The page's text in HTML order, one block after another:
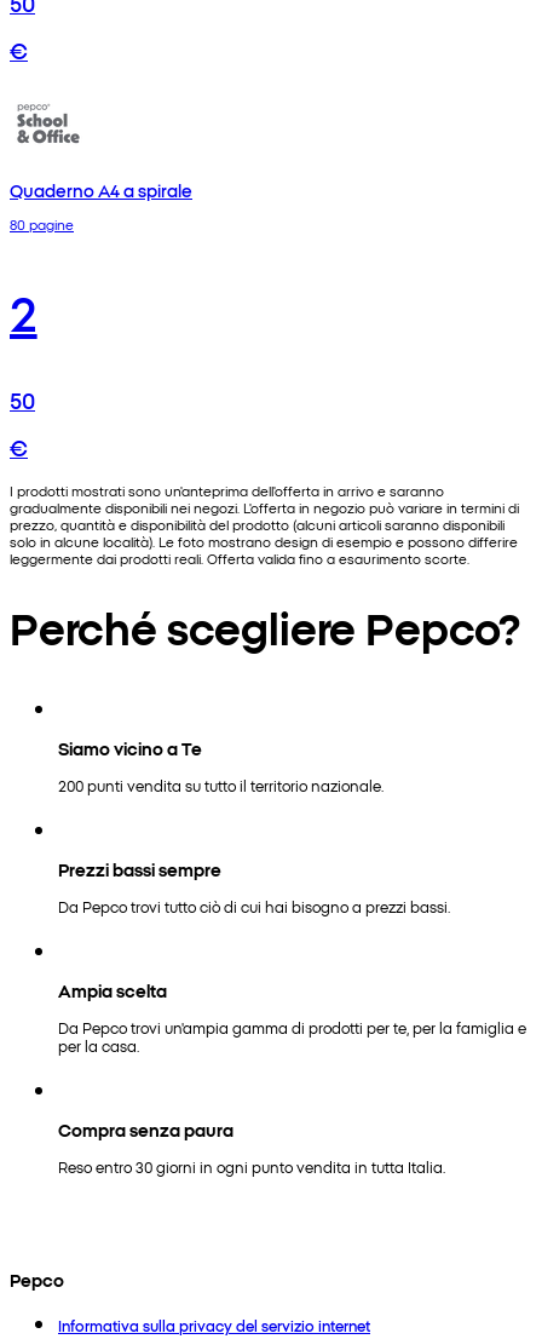
€
Quaderno A4 a spirale
80 pagine
2
50
€
I prodotti mostrati sono un'anteprima dell'offerta in arrivo e saranno
gradualmente disponibili nei negozi. L'offerta in negozio può variare in termini di
prezzo, quantità e disponibilità del prodotto (alcuni articoli saranno disponibili
solo in alcune località). Le foto mostrano design di esempio e possono differire
leggermente dai prodotti reali. Offerta valida fino a esaurimento scorte.
Perché scegliere Pepco?
Siamo vicino a Te
200 punti vendita su tutto il territorio nazionale.
Prezzi bassi sempre
Da Pepco trovi tutto ciò di cui hai bisogno a prezzi bassi.
Ampia scelta
Da Pepco trovi un'ampia gamma di prodotti per te, per la famiglia e
per la casa.
Compra senza paura
Reso entro 30 giorni in ogni punto vendita in tutta Italia.
Pepco
Informativa sulla privacy del servizio internet